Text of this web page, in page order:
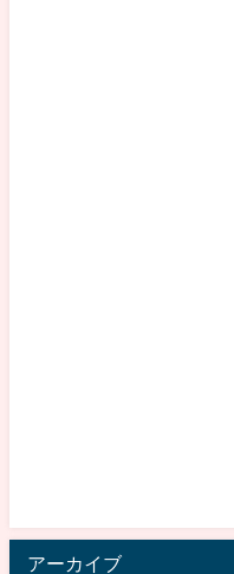
アーカイブ